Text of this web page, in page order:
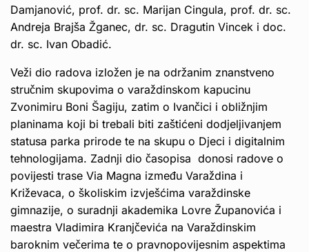
Damjanović, prof. dr. sc. Marijan Cingula, prof. dr. sc.
Andreja Brajša Žganec, dr. sc. Dragutin Vincek i doc.
dr. sc. Ivan Obadić.
Veži dio radova izložen je na održanim znanstveno
stručnim skupovima o varaždinskom kapucinu
Zvonimiru Boni Šagiju, zatim o Ivančici i obližnjim
planinama koji bi trebali biti zaštićeni dodjeljivanjem
statusa parka prirode te na skupu o Djeci i digitalnim
tehnologijama. Zadnji dio časopisa donosi radove o
povijesti trase Via Magna između Varaždina i
Križevaca, o školiskim izvješćima varaždinske
gimnazije, o suradnji akademika Lovre Županovića i
maestra Vladimira Kranjčevića na Varaždinskim
baroknim večerima te o pravnopovijesnim aspektima